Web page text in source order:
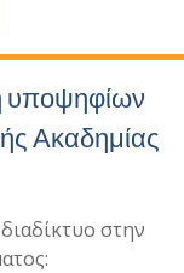
υποψηφίων
Ακαδημίας
στην